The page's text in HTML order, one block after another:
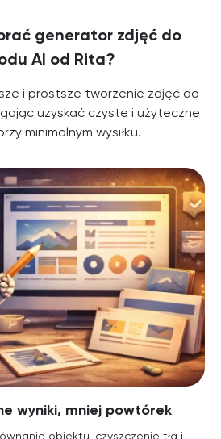
generator zdjęć do
AI od Rita?
i prostsze tworzenie zdjęć do
uzyskać czyste i użyteczne
minimalnym wysiłku.
wyniki, mniej powtórek
obiektu, czyszczenie tła i